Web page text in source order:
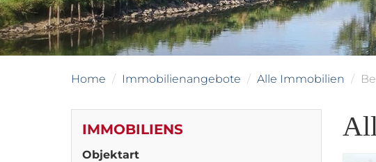
Home Immobilienangebote Alle Immobilien
IMMOBILIENS
Objektart